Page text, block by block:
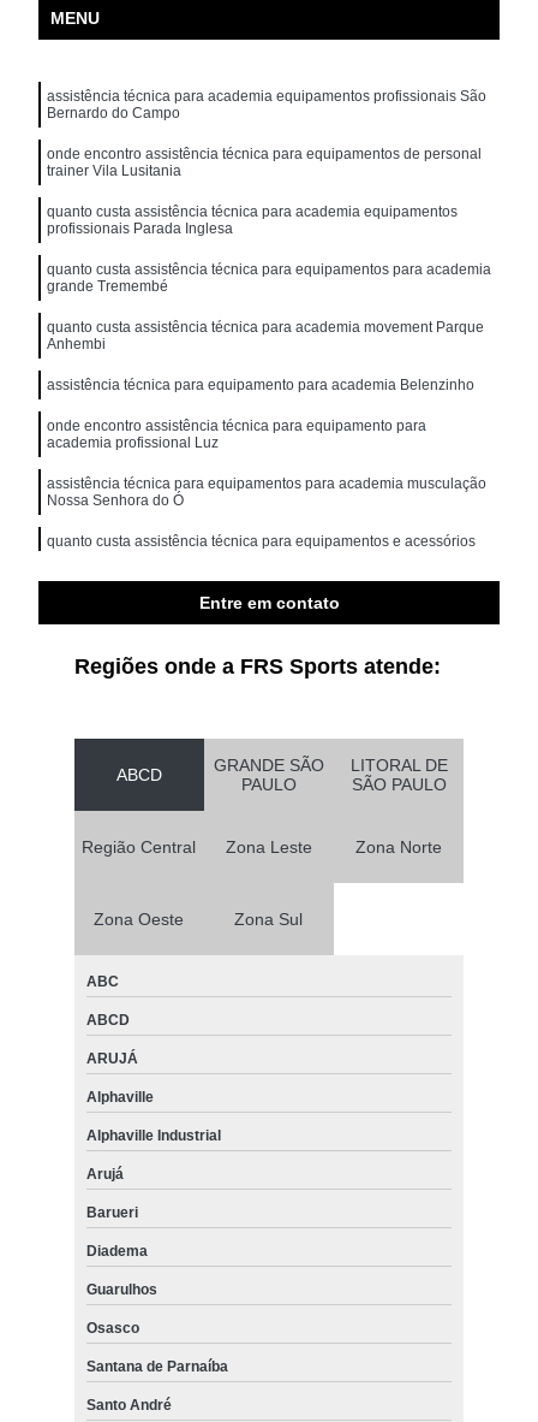
MENU
assistência técnica para academia equipamentos profissionais São
Bernardo do Campo
onde encontro assistência técnica para equipamentos de personal
trainer Vila Lusitania
quanto custa assistência técnica para academia equipamentos
profissionais Parada Inglesa
quanto custa assistência técnica para equipamentos para academia
grande Tremembé
quanto custa assistência técnica para academia movement Parque
Anhembi
assistência técnica para equipamento para academia Belenzinho
onde encontro assistência técnica para equipamento para
academia profissional Luz
assistência técnica para equipamentos para academia musculação
Nossa Senhora do Ó
quanto custa assistência técnica para equipamentos e acessórios
quanto custa assistência técnica para equipamento para academia
Entre em contato
Regiões onde a FRS Sports atende:
ABCD
GRANDE SÃO
PAULO
LITORAL DE
SÃO PAULO
Região Central Zona Leste Zona Norte
Zona Oeste Zona Sul
ABC
ABCD
ARUJÁ
Alphaville
Alphaville Industrial
Arujá
Barueri
Diadema
Guarulhos
Osasco
Santana de Parnaíba
Santo André